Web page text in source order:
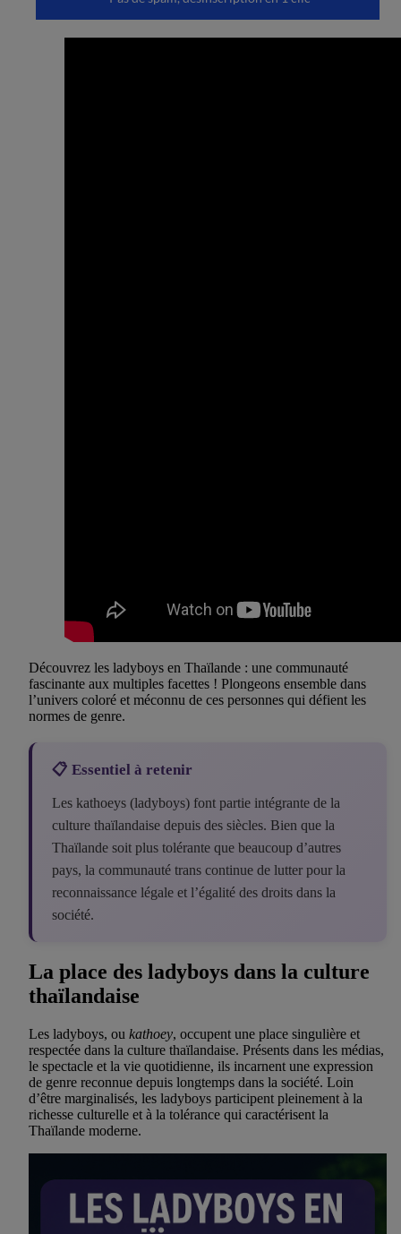
Découvrez les ladyboys en Thaïlande : une communauté
fascinante aux multiples facettes ! Plongeons ensemble dans
l’univers coloré et méconnu de ces personnes qui défient les
normes de genre.
📋 Essentiel à retenir
Les kathoeys (ladyboys) font partie intégrante de la
culture thaïlandaise depuis des siècles. Bien que la
Thaïlande soit plus tolérante que beaucoup d’autres
pays, la communauté trans continue de lutter pour la
reconnaissance légale et l’égalité des droits dans la
société.
La place des ladyboys dans la culture
thaïlandaise
Les ladyboys, ou kathoey, occupent une place singulière et
respectée dans la culture thaïlandaise. Présents dans les médias,
le spectacle et la vie quotidienne, ils incarnent une expression
de genre reconnue depuis longtemps dans la société. Loin
d’être marginalisés, les ladyboys participent pleinement à la
richesse culturelle et à la tolérance qui caractérisent la
Thaïlande moderne.